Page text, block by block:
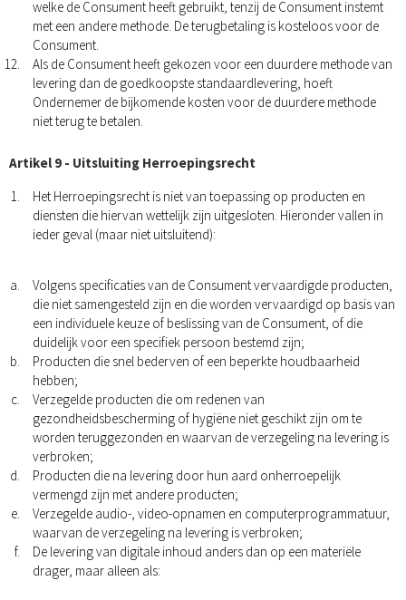
welke de Consument heeft gebruikt, tenzij de Consument instemt
met een andere methode. De terugbetaling is kosteloos voor de
Consument.
Als de Consument heeft gekozen voor een duurdere methode van
levering dan de goedkoopste standaardlevering, hoeft
Ondernemer de bijkomende kosten voor de duurdere methode
niet terug te betalen.
Artikel 9 - Uitsluiting Herroepingsrecht
Het Herroepingsrecht is niet van toepassing op producten en
diensten die hiervan wettelijk zijn uitgesloten. Hieronder vallen in
ieder geval (maar niet uitsluitend):
Volgens specificaties van de Consument vervaardigde producten,
die niet samengesteld zijn en die worden vervaardigd op basis van
een individuele keuze of beslissing van de Consument, of die
duidelijk voor een specifiek persoon bestemd zijn;
Producten die snel bederven of een beperkte houdbaarheid
hebben;
Verzegelde producten die om redenen van
gezondheidsbescherming of hygiëne niet geschikt zijn om te
worden teruggezonden en waarvan de verzegeling na levering is
verbroken;
Producten die na levering door hun aard onherroepelijk
vermengd zijn met andere producten;
Verzegelde audio-, video-opnamen en computerprogrammatuur,
waarvan de verzegeling na levering is verbroken;
De levering van digitale inhoud anders dan op een materiële
drager, maar alleen als: